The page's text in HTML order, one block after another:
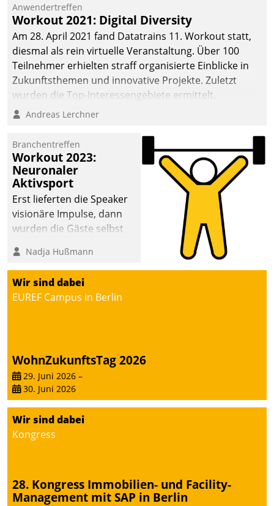
Cloud-Strategien und -
Lösungen mit hohem
Zukunftspotenzial.
Anwendertreffen
Workout 2021: Digital Diversity
Am 28. April 2021 fand Datatrains 11. Workout statt,
diesmal als rein virtuelle Veranstaltung. Über 100
Teilnehmer erhielten straff organisierte Einblicke in
Zukunftsthemen und innovative Projekte. Zuletzt
wurden die Top-Interessengebiete ermittelt.
Andreas Lerchner
Branchentreffen
Workout 2023:
Neuronaler
Aktivsport
Erst lieferten die Speaker
visionäre Impulse, dann
wurden die Gäste selbst
methodisch
Vernetzungsideen fürs
Quartier. Dazwischen
zeigte Datatrain, was es
Nadja Hußmann
Wir sind dabei
EUREF Campus in Berlin
WohnZukunftsTag 2026
29. Juni 2026 –
30. Juni 2026
Wir sind dabei
Kongress
28. Kongress Immobilien- und Facility-
Management mit SAP in Berlin